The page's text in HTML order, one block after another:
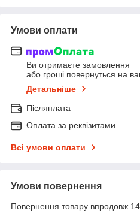
Умови оплати
Ви отримаєте замовлення
або гроші повернуться на
Детальніше
Післяплата
Оплата за реквізитами
Всі умови оплати
Умови повернення
Повернення товару впродовж